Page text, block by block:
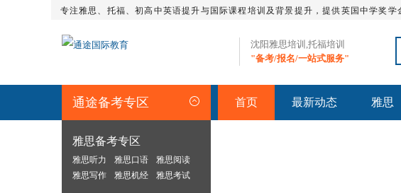
专注雅思、托福、初高中英语提升与国际课程培训及背景提升，提供英国中学奖
沈阳雅思培训,托福培训
"备考/报名/一站式服务"
通途备考专区
雅思备考专区
雅思听力 雅思口语
雅思阅读
雅思写作
雅思机经 雅思考试
首页 最新动态 雅思
留学资讯 >>沈阳专业雅思_托福_SAT_留学英语